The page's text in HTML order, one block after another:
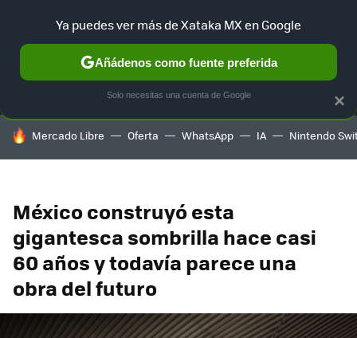
MENÚ NUEVO
GAMING HOME AUTO
HOY SE HABLA DE
Mercado Libre Oferta WhatsApp IA Nintendo
México construyó esta
gigantesca sombrilla hace casi
60 años y todavía parece una
obra del futuro
×
Ya puedes ver más de Xataka MX en Google
Añádenos como fuente preferida
Solo necesitas una cuenta de Google